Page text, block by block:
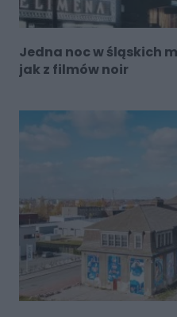
Jedna noc w śląskich
jak z filmów noir